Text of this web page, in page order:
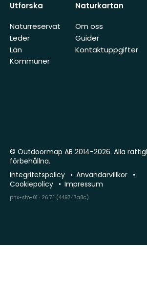
Utforska
Naturreservat
Leder
Län
Kommuner
Naturkartan
Om oss
Guider
Kontaktuppgifter
© Outdoormap AB 2014-2026. Alla
förbehållna.
Integritetspolicy
Användarvillkor
Cookiepolicy
Impressum
phx-sto-01 · 26.7.1 (449747a8c)